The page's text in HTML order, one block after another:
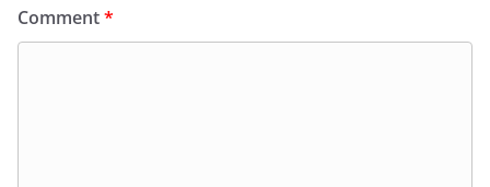
Comment*